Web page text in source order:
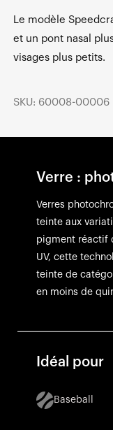
Le modèle
et un pont nasal
visages plus petits.
SKU: 60008-00006
Verre :
Verres
teinte aux
pigment réactif
UV, cette
teinte de
en moins de
Idéal pour
Baseball